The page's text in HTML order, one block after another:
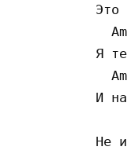
Это
Я
И
Не